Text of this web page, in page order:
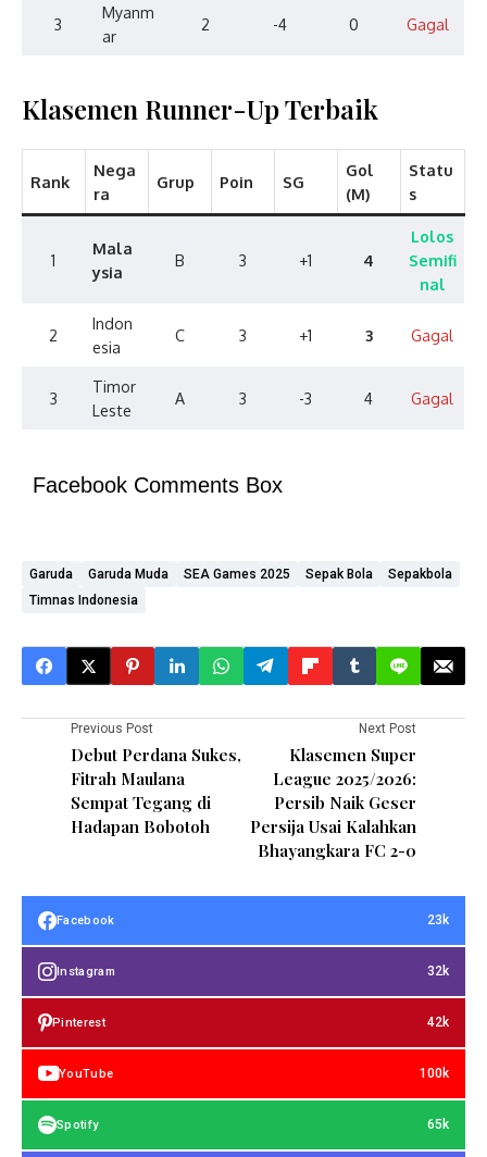
3
Myanm
ar
2 -4 0 Gagal
Klasemen Runner-Up Terbaik
Rank
Nega
ra
Grup Poin SG
Gol
(M)
Statu
s
1
Mala
ysia
B 3 +1 4
Lolos
Semifi
nal
2
Indon
esia
C 3 +1 3 Gagal
3
Timor
Leste
A 3 -3 4 Gagal
Facebook Comments Box
Garuda Garuda Muda SEA Games 2025 Sepak Bola
Sepakbola
Timnas Indonesia
Previous Post
Debut Perdana Sukes,
Fitrah Maulana
Sempat Tegang di
Hadapan Bobotoh
Next Post
Klasemen Super
League 2025/2026:
Persib Naik Geser
Persija Usai Kalahkan
Bhayangkara FC 2-0
Facebook 23k
Instagram 32k
Pinterest 42k
YouTube 100k
Spotify 65k